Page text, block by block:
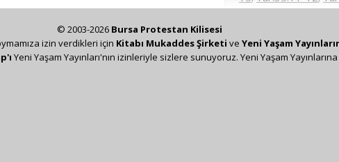
bölümlerde
vaat edilmiş
insan için
© 2003-2026 Bursa Protestan Kilisesi
izin verdikleri için Kitabı Mukaddes Şirketi ve Yeni Yaşam
Yeni Yaşam Yayınları'nın izinleriyle sizlere sunuyoruz. Yeni Yaşam